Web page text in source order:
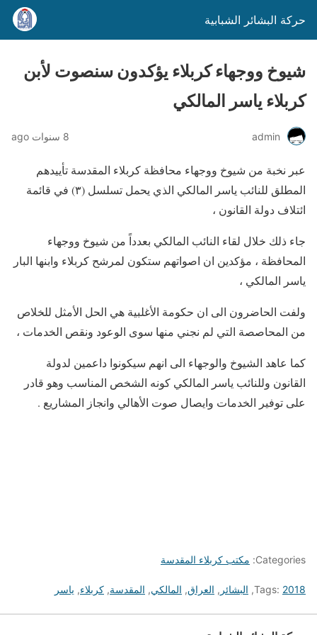
حركة البشائر الشبابية
شيوخ ووجهاء كربلاء يؤكدون سنصوت لأبن
كربلاء ياسر المالكي
admin 8 سنوات ago
عبر نخبة من شيوخ ووجهاء محافظة كربلاء المقدسة تأييدهم
المطلق للنائب ياسر المالكي الذي يحمل تسلسل (٣) في قائمة
ائتلاف دولة القانون ،
جاء ذلك خلال لقاء النائب المالكي بعدداً من شيوخ ووجهاء
المحافظة ، مؤكدين ان اصواتهم ستكون لمرشح كربلاء وابنها البار
ياسر المالكي ،
ولفت الحاضرون الى ان حكومة الأغلبية هي الحل الأمثل للخلاص
من المحاصصة التي لم نجني منها سوى الوعود ونقص الخدمات ،
كما عاهد الشيوخ والوجهاء الى انهم سيكونوا داعمين لدولة
القانون وللنائب ياسر المالكي كونه الشخص المناسب وهو قادر
على توفير الخدمات وايصال صوت الأهالي وانجاز المشاريع .
Categories: مكتب كربلاء المقدسة
Tags: 2018
, البشائر , العراق, المالكي, المقدسة, كربلاء, ياسر